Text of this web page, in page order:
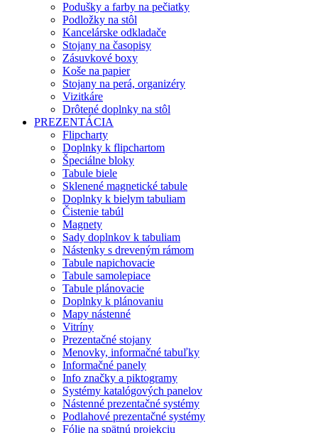
Podušky a farby na pečiatky
Podložky na stôl
Kancelárske odkladače
Stojany na časopisy
Zásuvkové boxy
Koše na papier
Stojany na perá, organizéry
Vizitkáre
Drôtené doplnky na stôl
PREZENTÁCIA
Flipcharty
Doplnky k flipchartom
Špeciálne bloky
Tabule biele
Sklenené magnetické tabule
Doplnky k bielym tabuliam
Čistenie tabúl
Magnety
Sady doplnkov k tabuliam
Nástenky s dreveným rámom
Tabule napichovacie
Tabule samolepiace
Tabule plánovacie
Doplnky k plánovaniu
Mapy nástenné
Vitríny
Prezentačné stojany
Menovky, informačné tabuľky
Informačné panely
Info značky a piktogramy
Systémy katalógových panelov
Nástenné prezentačné systémy
Podlahové prezentačné systémy
Fólie na spätnú projekciu